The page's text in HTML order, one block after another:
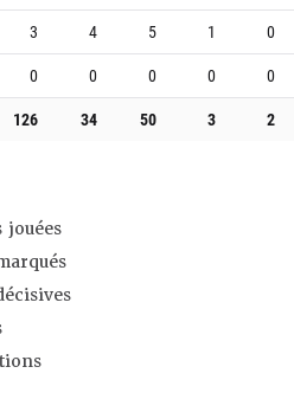
3 4 5 1
0
0 0 0 0
0
126 34 50 3 2
jouées